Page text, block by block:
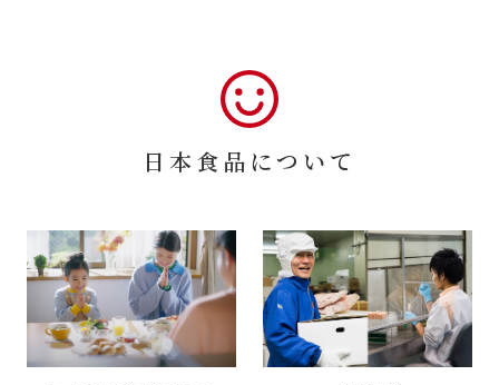
日本食品について